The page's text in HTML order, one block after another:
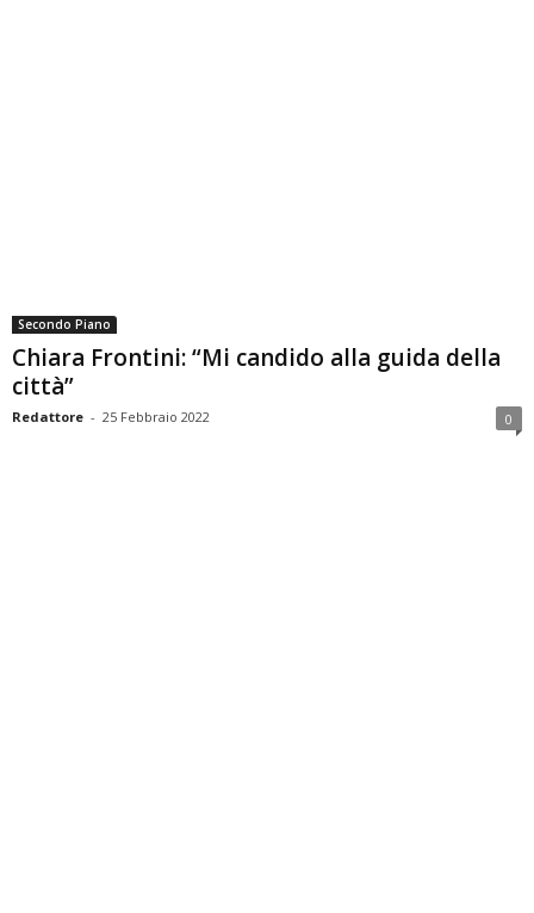
Secondo Piano
Chiara Frontini: “Mi candido alla guida della
città”
Redattore - 25 Febbraio 2022 0